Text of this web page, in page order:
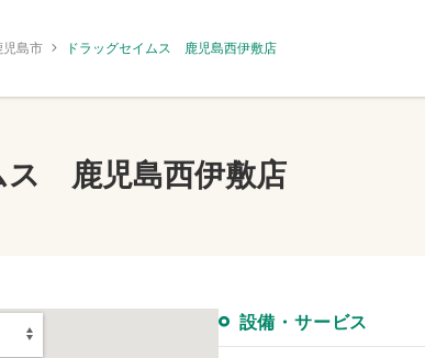
児島市 ドラッグセイムス 鹿児島西伊敷店
ス 鹿児島西伊敷店
設備・サービス